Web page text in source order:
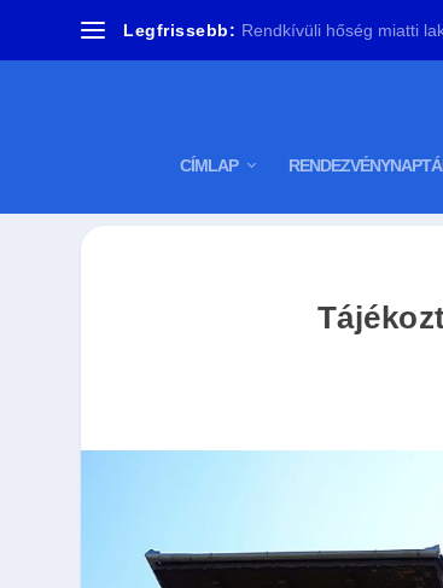
Legfrissebb: Rendkívüli hőség miatti
CÍMLAP